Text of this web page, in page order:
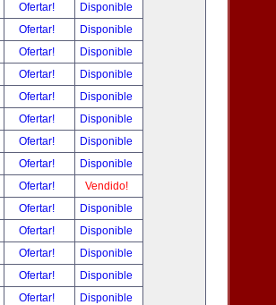
Ofertar!
Disponible
Ofertar!
Disponible
Ofertar!
Disponible
Ofertar!
Disponible
Ofertar!
Disponible
Ofertar!
Disponible
Ofertar!
Disponible
Ofertar!
Disponible
Ofertar!
Vendido!
Ofertar!
Disponible
Ofertar!
Disponible
Ofertar!
Disponible
Ofertar!
Disponible
Ofertar!
Disponible